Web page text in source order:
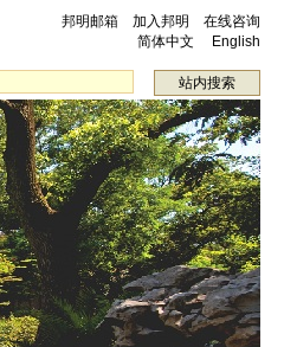
邦明邮箱 加入邦明 在线咨询